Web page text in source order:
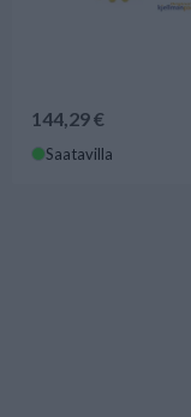
144,29 €
Saatavilla